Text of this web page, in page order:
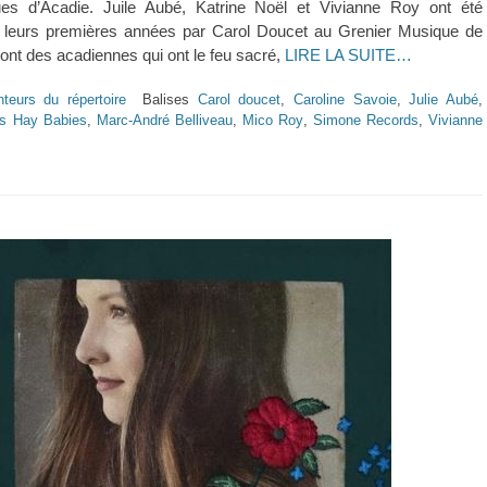
d’Acadie. Juile Aubé, Katrine Noël et Vivianne Roy ont été
premières années par Carol Doucet au Grenier Musique de
des acadiennes qui ont le feu sacré, LIRE LA SUITE…
du répertoire Balises Carol doucet Caroline Savoie,Julie Aubé
Hay Babies
Marc-André Belliveau Mico Roy, Simone Records ,Vivianne